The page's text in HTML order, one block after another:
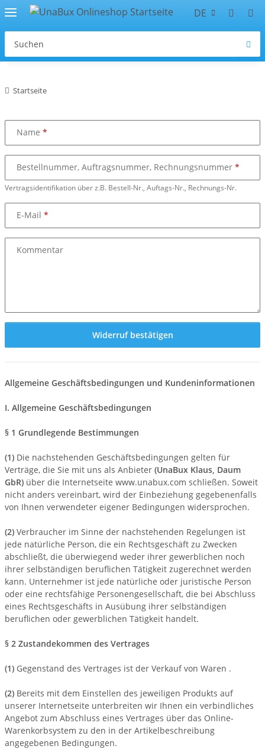
DE
Startseite
Name
Vertragsidentifikation über z.B. Bestell-Nr., Auftags-Nr., Rechnungs-Nr.
Bestellnummer, Auftragsnummer, Rechnungsnummer
E-Mail
Kommentar
Widerruf bestätigen
Allgemeine Geschäftsbedingungen und Kundeninformationen
I. Allgemeine Geschäftsbedingungen
§ 1 Grundlegende Bestimmungen
(1) Die nachstehenden Geschäftsbedingungen gelten für
Verträge, die Sie mit uns als Anbieter (UnaBux Klaus, Daum
GbR) über die Internetseite www.unabux.com schließen. Soweit
nicht anders vereinbart, wird der Einbeziehung gegebenenfalls
von Ihnen verwendeter eigener Bedingungen widersprochen.
(2) Verbraucher im Sinne der nachstehenden Regelungen ist
jede natürliche Person, die ein Rechtsgeschäft zu Zwecken
abschließt, die überwiegend weder ihrer gewerblichen noch
ihrer selbständigen beruflichen Tätigkeit zugerechnet werden
kann. Unternehmer ist jede natürliche oder juristische Person
oder eine rechtsfähige Personengesellschaft, die bei Abschluss
eines Rechtsgeschäfts in Ausübung ihrer selbständigen
beruflichen oder gewerblichen Tätigkeit handelt.
§ 2 Zustandekommen des Vertrages
(1) Gegenstand des Vertrages ist der Verkauf von Waren .
(2) Bereits mit dem Einstellen des jeweiligen Produkts auf
unserer Internetseite unterbreiten wir Ihnen ein verbindliches
Angebot zum Abschluss eines Vertrages über das Online-
Warenkorbsystem zu den in der Artikelbeschreibung
angegebenen Bedingungen.